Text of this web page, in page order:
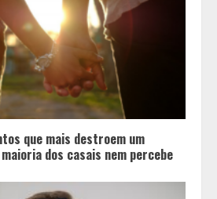
que mais destroem um
dos casais nem percebe